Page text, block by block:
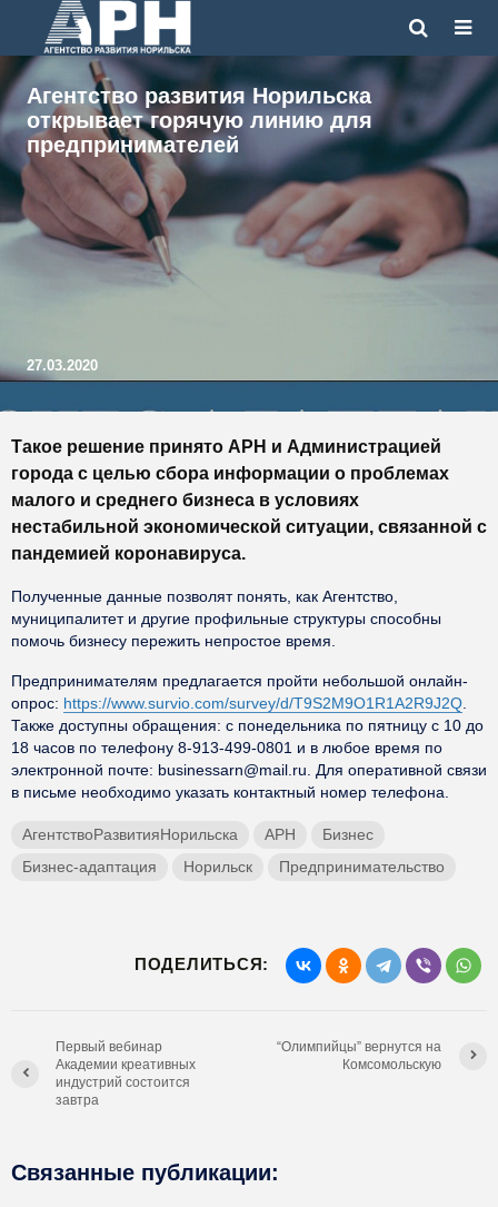
Агентство развития Норильска
открывает горячую линию для
предпринимателей
27.03.2020
Такое решение принято АРН и Администрацией
города с целью сбора информации о проблемах
малого и среднего бизнеса в условиях
нестабильной экономической ситуации, связанной с
пандемией коронавируса.
Полученные данные позволят понять, как Агентство,
муниципалитет и другие профильные структуры способны
помочь бизнесу пережить непростое время.
Предпринимателям предлагается пройти небольшой онлайн-
опрос: https://www.survio.com/survey/d/T9S2M9O1R1A2R9J2Q
Также доступны обращения: с понедельника по пятницу с 10 до
18 часов по телефону 8-913-499-0801 и в любое время по
электронной почте: businessarn@mail.ru. Для оперативной связи
в письме необходимо указать контактный номер телефона.
АгентствоРазвитияНорильска АРН
Бизнес
Бизнес-адаптация
Норильск Предпринимательство
ПОДЕЛИТЬСЯ:
Первый вебинар
Академии креативных
индустрий состоится
завтра
“Олимпийцы” вернутся на
Комсомольскую
Связанные публикации: